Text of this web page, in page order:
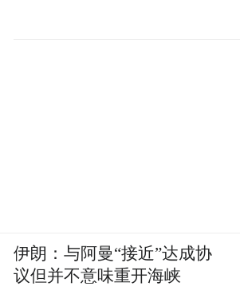
伊朗：与阿曼“接近”达成协
议但并不意味重开海峡